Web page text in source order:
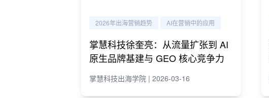
2026年出海营销趋势 AI在营销中的应用
掌慧科技徐奎亮：从流量扩张到 AI
原生品牌基建与 GEO 核心竞争力
掌慧科技出海学院 | 2026-03-16